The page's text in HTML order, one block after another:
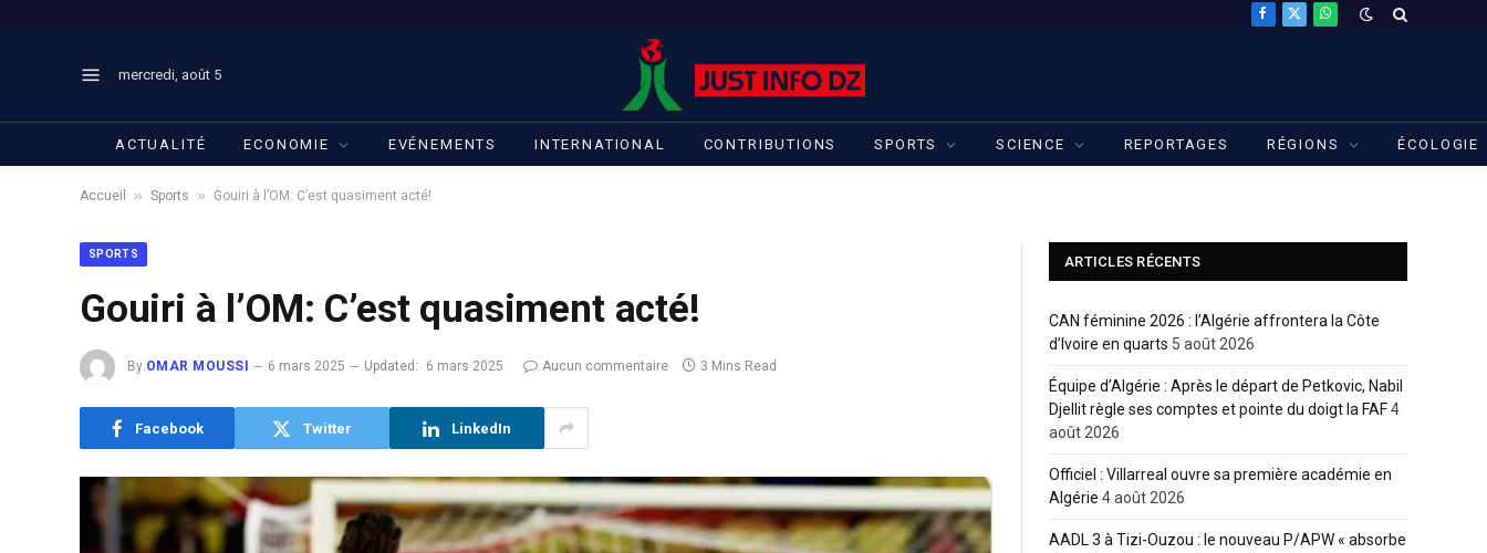
Facebook
X
WhatsApp
mercredi, août 5
ACTUALITÉ ECONOMIE EVÉNEMENTS INTERNATIONAL CONTRIBUTIONS SPORTS SCIENCE REPORTAGES RÉGIONS ÉCOLOGIE
Accueil » Sports » Gouiri à l’OM: C’est quasiment acté!
SPORTS
Gouiri à l’OM: C’est quasiment acté!
By OMAR MOUSSI 6 mars 2025 Updated: 6 mars 2025 Aucun commentaire 3 Mins Read
Facebook Twitter LinkedIn
ARTICLES RÉCENTS
CAN féminine 2026 : l’Algérie affrontera la Côte
d’Ivoire en quarts 5 août 2026
Équipe d’Algérie : Après le départ de Petkovic, Nabil
Djellit règle ses comptes et pointe du doigt la FAF4
août 2026
Officiel : Villarreal ouvre sa première académie en
Algérie 4 août 2026
AADL 3 à Tizi-Ouzou : le nouveau P/APW « absorbe